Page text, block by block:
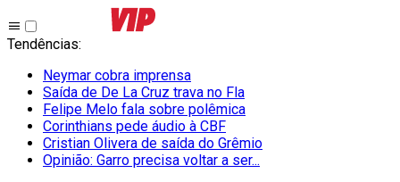
Tendências:
Neymar cobra imprensa
Saída de De La Cruz trava no Fla
Felipe Melo fala sobre polêmica
Corinthians pede áudio à CBF
Cristian Olivera de saída do Grêmio
Opinião: Garro precisa voltar a ser...